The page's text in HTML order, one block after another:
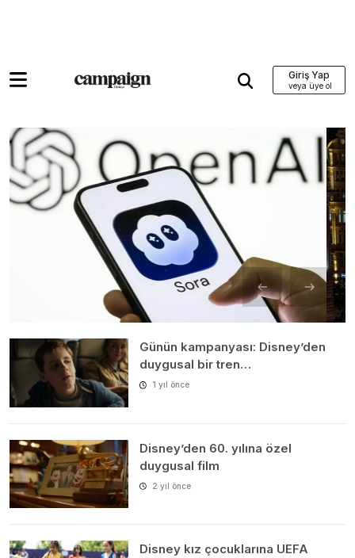
Giriş Yap
Günün kampanyası: Disney’den
duygusal bir tren…
1 yıl önce
Disney’den 60. yılına özel
duygusal film
2 yıl önce
Disney kız çocuklarına UEFA